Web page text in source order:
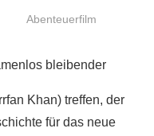
Abenteuerfilm
bleibender
Khan) treffen, der
für das neue